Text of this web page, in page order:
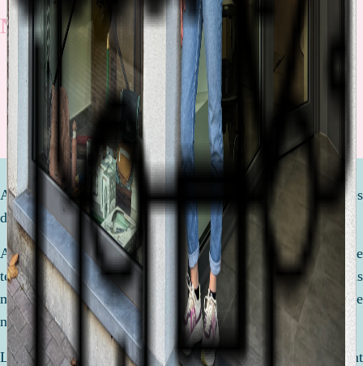
Nos promotions
Découvrez toutes nos promotions
Attendre un enfant est l'une des étapes les plus importantes
de votre vie.
Afin de préparer la venue de ce petit être, nous prenons le
temps de discuter, de comparer et de vous conseiller. Nous
mettons tout en oeuvre pour réaliser ensemble une liste de
naissance qui vous ressemble !
Le but ? Être équipé de l'essentiel pour accueillir votre enfant